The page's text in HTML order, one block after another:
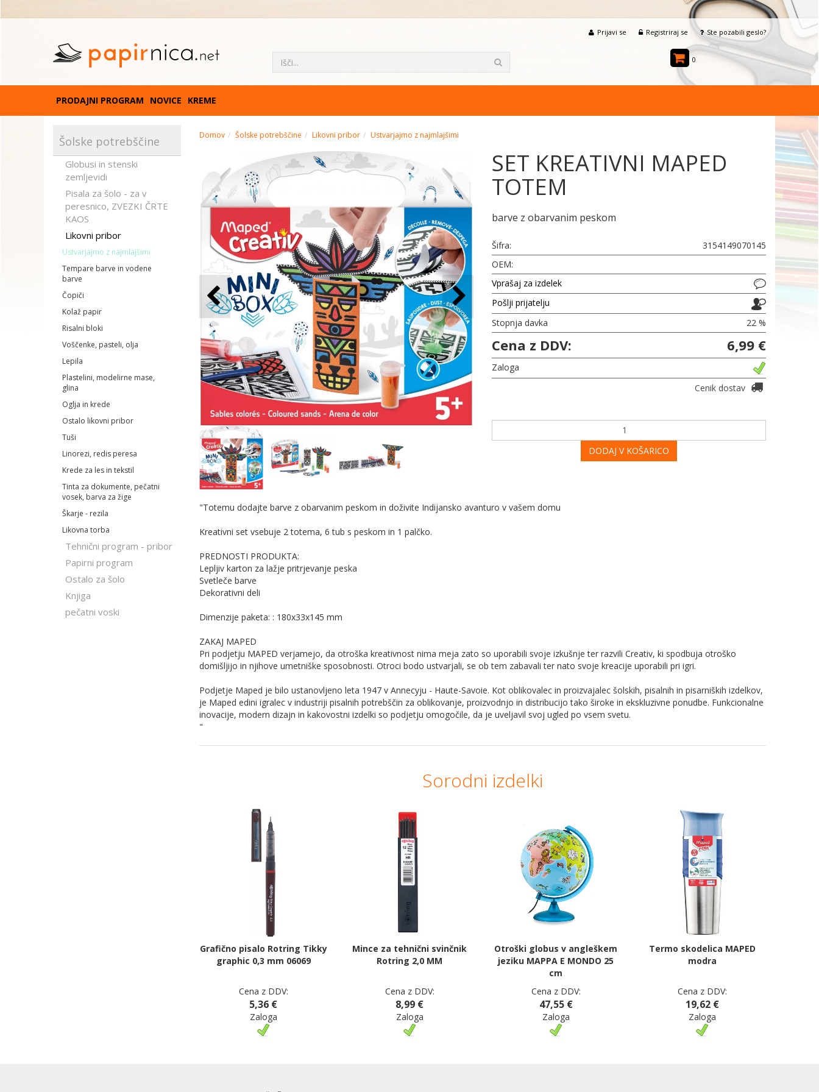
Prijavi se Registriraj se Ste pozabili geslo?
0
PRODAJNI PROGRAM NOVICE KREME
Šolske potrebščine
Globusi in stenski
zemljevidi
Pisala za šolo - za v
peresnico, ZVEZKI ČRTE
KAOS
Likovni pribor
Ustvarjajmo z najmlajšimi
Tempare barve in vodene
barve
Čopiči
Kolaž papir
Risalni bloki
Voščenke, pasteli, olja
Lepila
Plastelini, modelirne mase,
glina
Oglja in krede
Ostalo likovni pribor
Tuši
Linorezi, redis peresa
Krede za les in tekstil
Tinta za dokumente, pečatni
vosek, barva za žige
Škarje - rezila
Likovna torba
Tehnični program - pribor
Papirni program
Ostalo za šolo
Knjiga
pečatni voski
Domov Šolske potrebščine Likovni pribor Ustvarjajmo z najmlajšimi
SET KREATIVNI MAPED
TOTEM
barve z obarvanim peskom
Šifra:
3154149070145
OEM:
Vprašaj za izdelek
Pošlji prijatelju
Stopnja davka
22 %
Cena z DDV: 6,99 €
Zaloga
Cenik dostav
DODAJ V KOŠARICO
"Totemu dodajte barve z obarvanim peskom in doživite Indijansko avanturo v vašem domu
Kreativni set vsebuje 2 totema, 6 tub s peskom in 1 palčko.
PREDNOSTI PRODUKTA:
Lepljiv karton za lažje pritrjevanje peska
Svetleče barve
Dekorativni deli
Dimenzije paketa: : 180x33x145 mm
ZAKAJ MAPED
Pri podjetju MAPED verjamejo, da otroška kreativnost nima meja zato so uporabili svoje izkušnje ter razvili Creativ, ki spodbuja otroško
domišljijo in njihove umetniške sposobnosti. Otroci bodo ustvarjali, se ob tem zabavali ter nato svoje kreacije uporabili pri igri.
Podjetje Maped je bilo ustanovljeno leta 1947 v Annecyju - Haute-Savoie. Kot oblikovalec in proizvajalec šolskih, pisalnih in pisarniških izdelkov,
je Maped edini igralec v industriji pisalnih potrebščin za oblikovanje, proizvodnjo in distribucijo tako široke in ekskluzivne ponudbe. Funkcionalne
inovacije, modern dizajn in kakovostni izdelki so podjetju omogočile, da je uveljavil svoj ugled po vsem svetu.
"
Sorodni izdelki
Grafično pisalo Rotring Tikky
graphic 0,3 mm 06069
Cena z DDV:
5,36 €
Zaloga
Mince za tehnični svinčnik
Rotring 2,0 MM
Cena z DDV:
8,99 €
Zaloga
Otroški globus v angleškem
jeziku MAPPA E MONDO 25
cm
Cena z DDV:
47,55 €
Zaloga
Termo skodelica MAPED
modra
Cena z DDV:
19,62 €
Zaloga